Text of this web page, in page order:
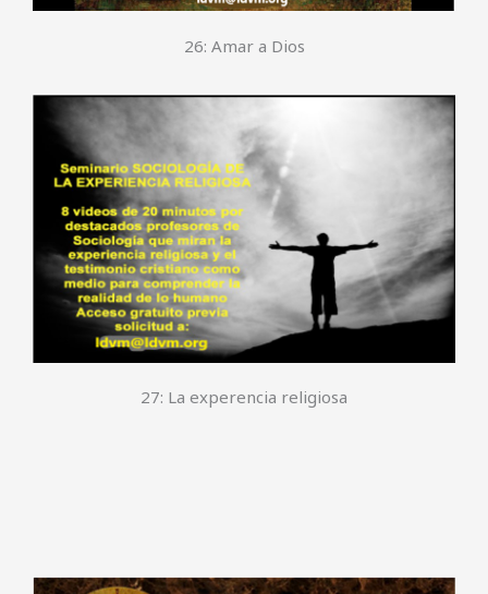
26: Amar a Dios
27: La experencia religiosa